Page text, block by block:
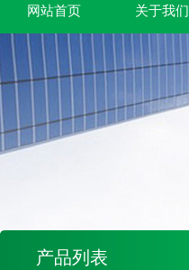
网站首页 关于我们
产品列表